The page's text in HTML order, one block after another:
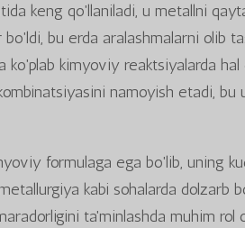
keng qo'llaniladi, u metallni
bu erda aralashmalarni olib
ko'plab kimyoviy reaktsiyalarda
namoyish etadi,
formulaga ega bo'lib, uning
kabi sohalarda dolzarb
ta'minlashda muhim rol